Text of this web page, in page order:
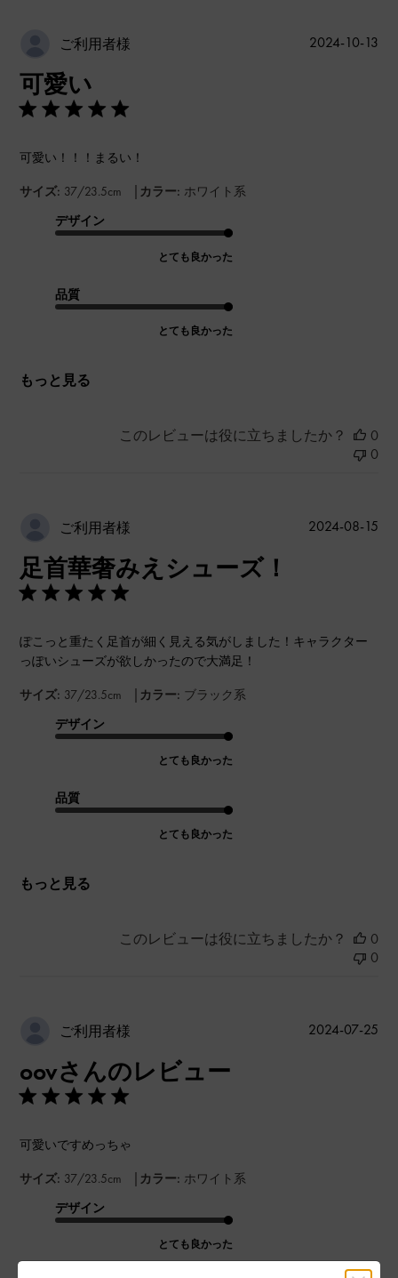
ご利用者様
可愛い
可愛い！！！まるい！
サイズ: 37/23.5cm | カラー: ホワイト系
デザイン
とても良かった
品質
とても良かった
もっと見る
公
2024-10-13
このレビューは役に立ちましたか？
0
0
ご利用者様
足首華奢みえシューズ！
ぽこっと重たく足首が細く見える気がしました！キャラクター
っぽいシューズが欲しかったので大満足！
サイズ: 37/23.5cm | カラー: ブラック系
デザイン
とても良かった
品質
とても良かった
もっと見る
公
2024-08-15
このレビューは役に立ちましたか？
0
0
ご利用者様
oovさんのレビュー
可愛いですめっちゃ
サイズ: 37/23.5cm | カラー: ホワイト系
デザイン
とても良かった
公
2024-07-25